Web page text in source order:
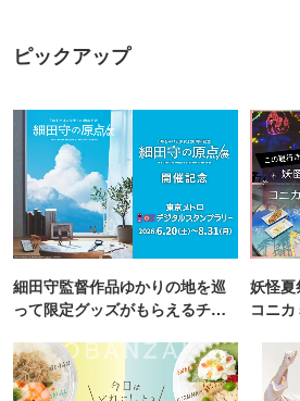
ピックアップ
細田守監督作品ゆかりの地を巡
って限定グッズがもらえるチャ
妖怪夏
コニ